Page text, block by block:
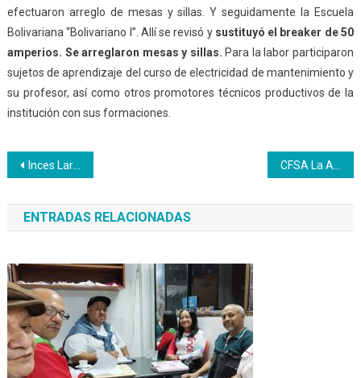
efectuaron arreglo de mesas y sillas. Y seguidamente la Escuela
Bolivariana “Bolivariano I”. Allí se revisó y sustituyó el breaker de 50
amperios. Se arreglaron mesas y sillas. Para la labor participaron
sujetos de aprendizaje del curso de electricidad de mantenimiento y
su profesor, así como otros promotores técnicos productivos de la
institución con sus formaciones.
Navegación
de
entradas
Inces Lara hace su aporte al plan Regreso a Clases CFSA La Azulita activa Unidad de Producción de Lácteos utilizando el cuajo artesanal
ENTRADAS RELACIONADAS